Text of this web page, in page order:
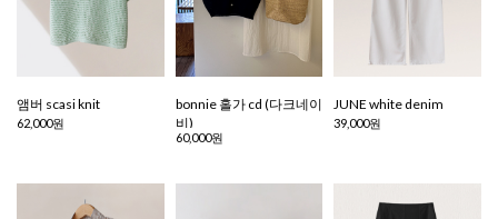
앰버 scasi knit
62,000원
bonnie 홀가 cd (다크네이
비)
60,000원
JUNE white denim
39,000원